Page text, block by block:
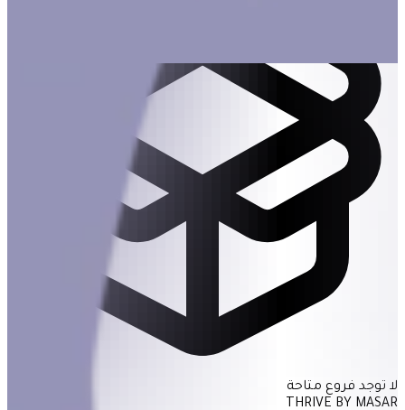
لا توجد فروع متاحة
THRIVE BY MASAR